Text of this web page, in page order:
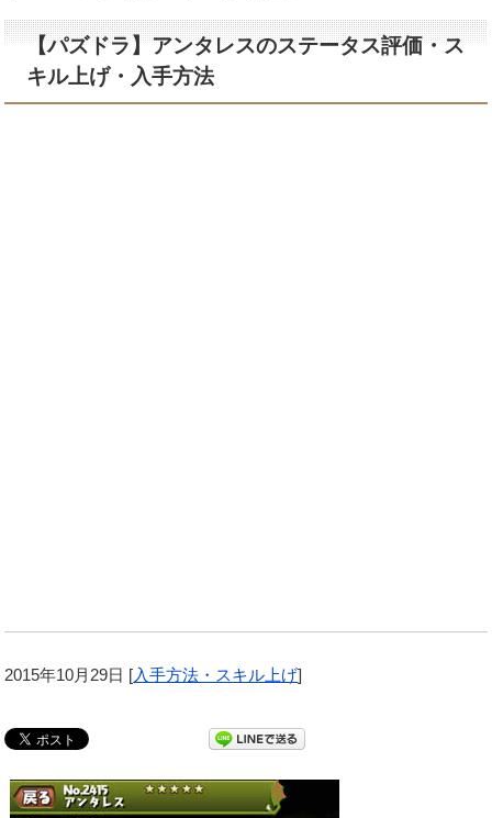
【パズドラ】アンタレスのステータス評価・ス
キル上げ・入手方法
2015年10月29日 [入手方法・スキル上げ]